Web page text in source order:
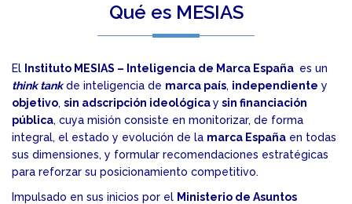
Qué es MESIAS
El Instituto MESIAS – Inteligencia de Marca España es un
think tankde inteligencia de marca país, independiente y
objetivo, sin adscripción ideológicay sin financiación
pública, cuya misión consiste en monitorizar, de forma
integral, el estado y evolución de la marca España en todas
sus dimensiones, y formular recomendaciones estratégicas
para reforzar su posicionamiento competitivo.
Impulsado en sus inicios por el Ministerio de Asuntos